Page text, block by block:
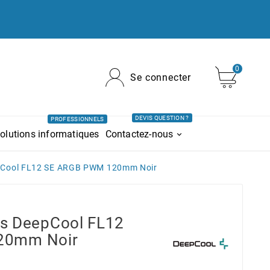
Se connecter
0
informatiques
PROFESSIONNELS
Contactez-nous
DEVIS QUESTION ?
FL12 SE ARGB PWM 120mm Noir
DeepCool FL12
Noir